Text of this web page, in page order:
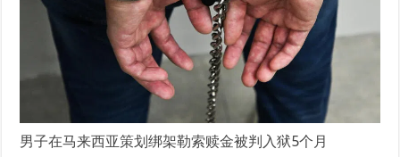
男子在马来西亚策划绑架勒索赎金被判入狱5个月